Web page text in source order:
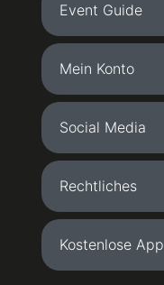
Event Guide
Mein Konto
Social Media
Rechtliches
Kostenlose App